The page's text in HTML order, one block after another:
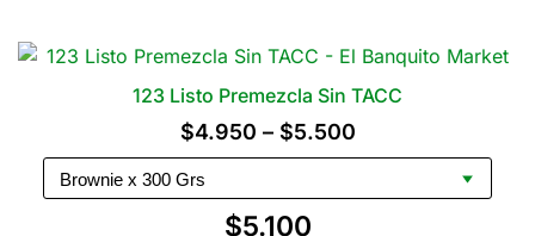
123 Listo Premezcla Sin TACC
$4.950 – $5.500Rango
de
precios:
$5.100